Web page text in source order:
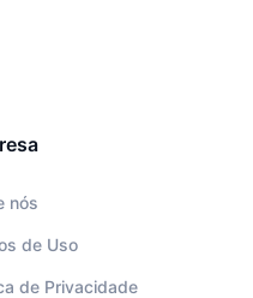
nós
de Uso
de Privacidade